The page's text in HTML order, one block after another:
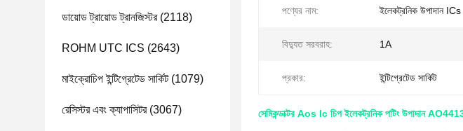
ডায়োড ট্রায়োড ট্রানজিস্টর(2118)
ROHM UTC ICS (2643)
মাইক্রোচিপ ইন্টিগ্রেটেড সার্কিট(1079)
রেসিস্টর এবং ক্যাপাসিটর(3067)
পণ্যের নাম: ইলেকট্রনিক উপাদান ICs
বিদ্যুত সরবরাহ: 1A
প্রকার: ইন্টিগ্রেটেড সার্কিট
সেমিকন্ডাক্টর Aos Ic চিপ ইলেকট্রনিক পটিং উপাদান